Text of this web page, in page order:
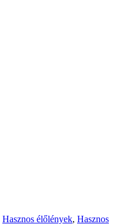
Hasznos élőlények, Hasznos